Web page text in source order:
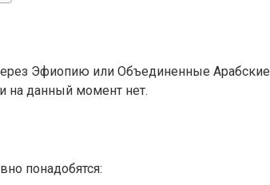
Эфиопию или Объединенные Арабские
на данный момент нет.
понадобятся: